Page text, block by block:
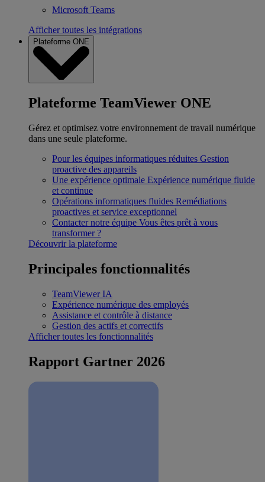
Microsoft Teams
Afficher toutes les intégrations
Plateforme ONE
Plateforme TeamViewer ONE
Gérez et optimisez votre environnement de travail numérique
dans une seule plateforme.
Pour les équipes informatiques réduites Gestion
proactive des appareils
Une expérience optimale Expérience numérique fluide
et continue
Opérations informatiques fluides Remédiations
proactives et service exceptionnel
Contacter notre équipe Vous êtes prêt à vous
transformer ?
Découvrir la plateforme
Principales fonctionnalités
TeamViewer IA
Expérience numérique des employés
Assistance et contrôle à distance
Gestion des actifs et correctifs
Afficher toutes les fonctionnalités
Rapport Gartner 2026